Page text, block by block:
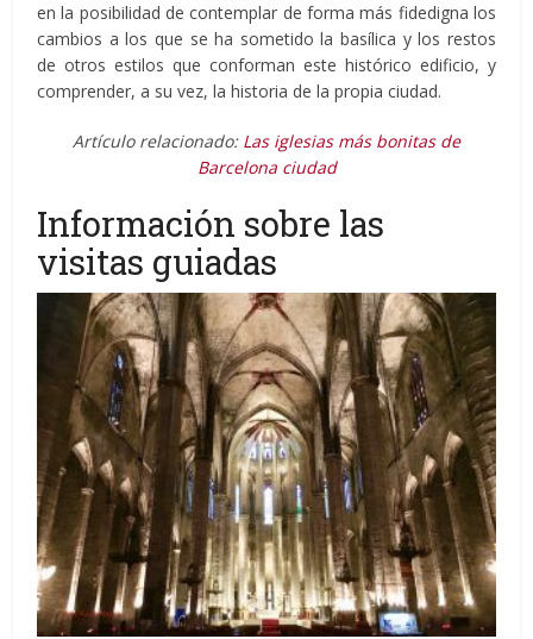
en la posibilidad de contemplar de forma más fidedigna los
cambios a los que se ha sometido la basílica y los restos
de otros estilos que conforman este histórico edificio, y
comprender, a su vez, la historia de la propia ciudad.
Artículo relacionado: Las iglesias más bonitas de
Barcelona ciudad
Información sobre las
visitas guiadas